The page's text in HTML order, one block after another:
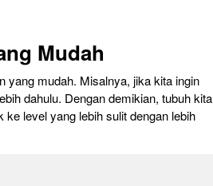
Mudah
yang mudah. Misalnya, jika kita ingin
dahulu. Dengan demikian, tubuh kita
level yang lebih sulit dengan lebih